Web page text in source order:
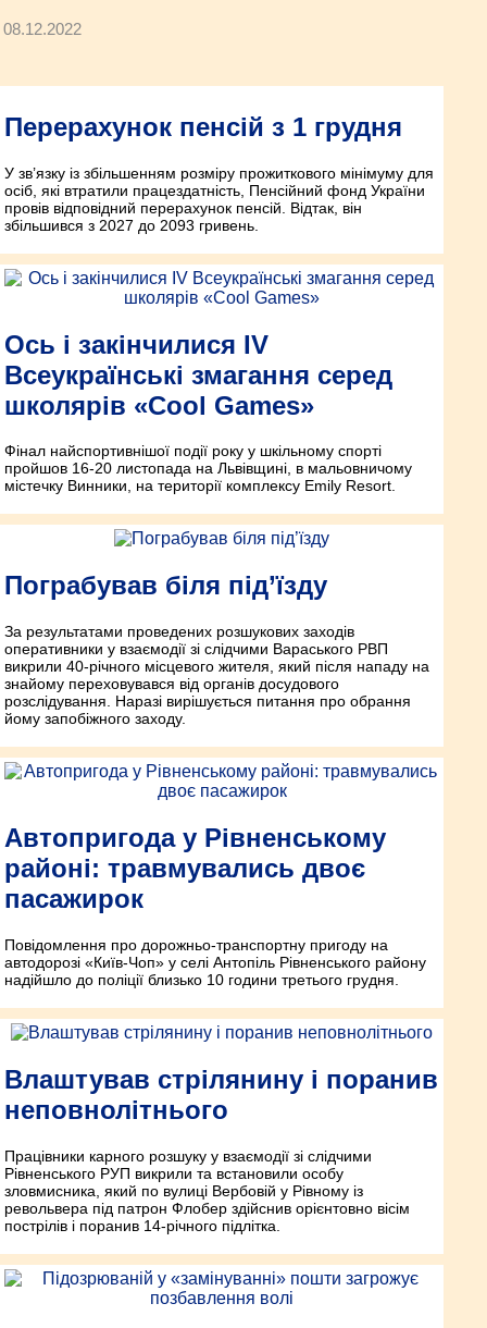
08.12.2022
Перерахунок пенсій з 1 грудня
У зв’язку із збільшенням розміру прожиткового мінімуму для
осіб, які втратили працездатність, Пенсійний фонд України
провів відповідний перерахунок пенсій. Відтак, він
збільшився з 2027 до 2093 гривень.
Ось і закінчилися IV
Всеукраїнські змагання серед
школярів «Cool Games»
Фінал найспортивнішої події року у шкільному спорті
пройшов 16-20 листопада на Львівщині, в мальовничому
містечку Винники, на території комплексу Emily Resort.
Пограбував біля під’їзду
За результатами проведених розшукових заходів
оперативники у взаємодії зі слідчими Вараського РВП
викрили 40-річного місцевого жителя, який після нападу на
знайому переховувався від органів досудового
розслідування. Наразі вирішується питання про обрання
йому запобіжного заходу.
Автопригода у Рівненському
районі: травмувались двоє
пасажирок
Повідом­лення про дорож­ньо-транс­порт­ну пригоду на
автодорозі «Київ-Чоп» у селі Антопіль Рівненського району
надійшло до поліції близько 10 години третього грудня.
Влаштував стрілянину і поранив
неповнолітнього
Працівники карного розшуку у взаємодії зі слідчими
Рівненського РУП викрили та встановили особу
зловмисника, який по вулиці Вербовій у Рівному із
револьвера під патрон Флобер здійснив орієнтовно вісім
пострілів і поранив 14-річного підлітка.